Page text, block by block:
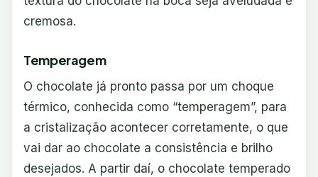
cremosa.
Temperagem
O chocolate já pronto passa por um choque
térmico, conhecida como “temperagem”, para
a cristalização acontecer corretamente, o que
vai dar ao chocolate a consistência e brilho
desejados. A partir daí, o chocolate temperado